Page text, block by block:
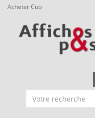
Acheter Cub